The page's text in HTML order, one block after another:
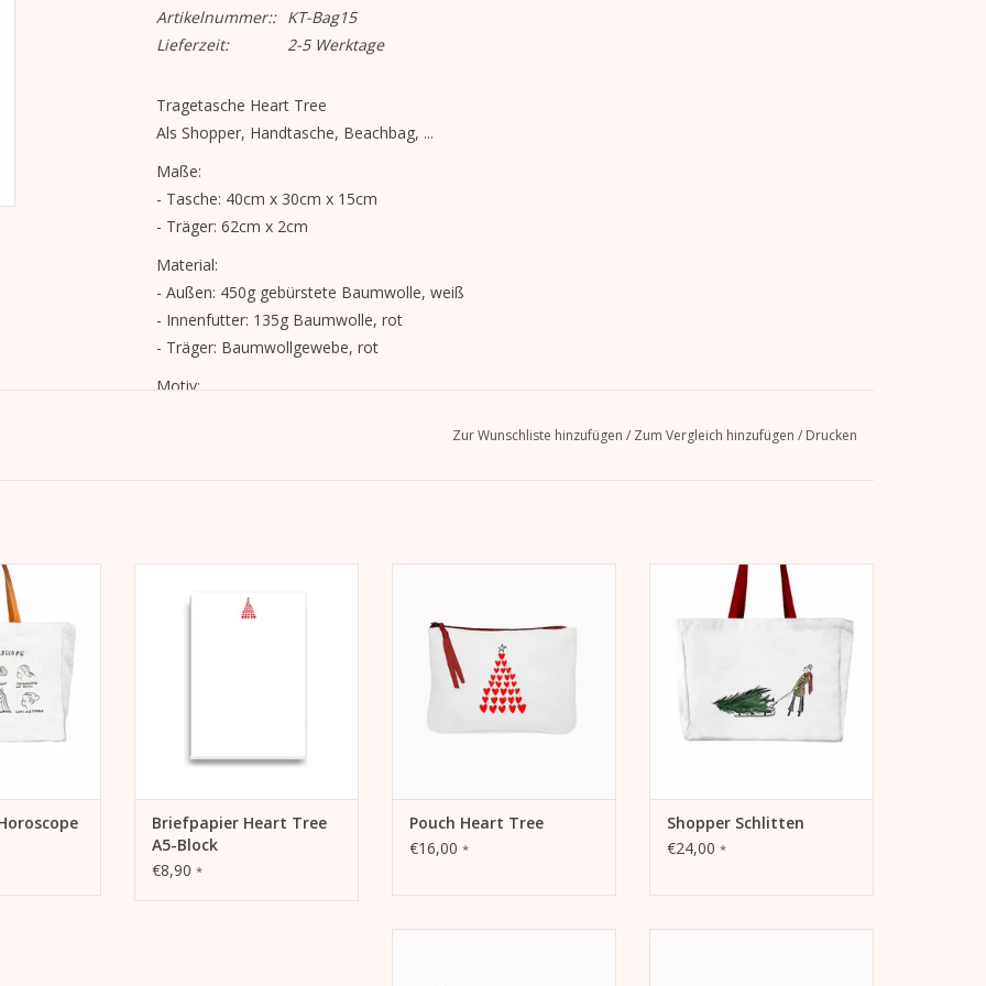
Artikelnummer::
KT-Bag15
Lieferzeit:
2-5 Werktage
Tragetasche Heart Tree
Als Shopper, Handtasche, Beachbag, ...
Maße:
- Tasche: 40cm x 30cm x 15cm
- Träger: 62cm x 2cm
Material:
- Außen: 450g gebürstete Baumwolle, weiß
- Innenfutter: 135g Baumwolle, rot
- Träger: Baumwollgewebe, rot
Motiv:
- KERA TILL-Logoaufnäher auf der AußenseiteZur Wunschliste hinzufügen / Zum Vergleich hinzufügen / Drucken
...
Briefblock/ Notizblock für
Korrespondenz oder Notizen.
Briefpapier Heart Tree
A5-Block
€8,90 *
oder Reise Pochette.
ZUM WARENKORB HINZUFÜGEN
Pouch Heart Tree
€16,00 *
Tragetasche Schlitten
Als Shopper, Handtasche,
Beachbag, ...
ZUM WARENKORB HINZUFÜGEN
Shopper Schlitten
€24,00 *